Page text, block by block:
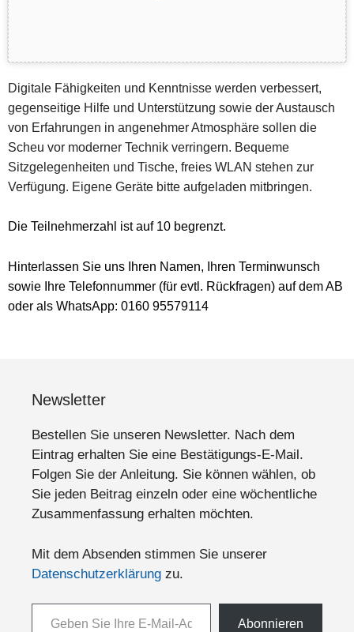
Digitale Fähigkeiten und Kenntnisse werden verbessert,
gegenseitige Hilfe und Unterstützung sowie der Austausch
von Erfahrungen in angenehmer Atmosphäre sollen die
Scheu vor moderner Technik verringern. Bequeme
Sitzgelegenheiten und Tische, freies WLAN stehen zur
Verfügung. Eigene Geräte bitte aufgeladen mitbringen.
Die Teilnehmerzahl ist auf 10 begrenzt.
Hinterlassen Sie uns Ihren Namen, Ihren Terminwunsch
sowie Ihre Telefonnummer (für evtl. Rückfragen) auf dem AB
oder als WhatsApp: 0160 95579114
Newsletter
Bestellen Sie unseren Newsletter. Nach dem
Eintrag erhalten Sie eine Bestätigungs-E-Mail.
Folgen Sie der Anleitung. Sie können wählen, ob
Sie jeden Beitrag einzeln oder eine wöchentliche
Zusammenfassung erhalten möchten.
Mit dem Absenden stimmen Sie unserer
Datenschutzerklärung zu.
Geben Sie Ihre E-Mail-Adresse ein ...
Abonnieren